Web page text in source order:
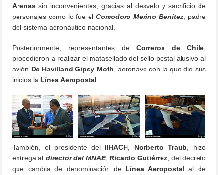
Arenas sin inconvenientes, gracias al desvelo y sacrificio de
personajes como lo fue el Comodoro Merino Benítez, padre
del sistema aeronáutico nacional.
Posteriormente, representantes de Correros de Chile,
procedieron a realizar el matasellado del sello postal alusivo al
avión De Havilland Gipsy Moth , aeronave con la que dio sus
inicios la Línea Aeropostal
También, el presidente del IIHACH Norberto Traub , hizo
entrega al director del MNAE, Ricardo Gutiérrez, del decreto
que cambia de denominación de Línea Aeropostal al de